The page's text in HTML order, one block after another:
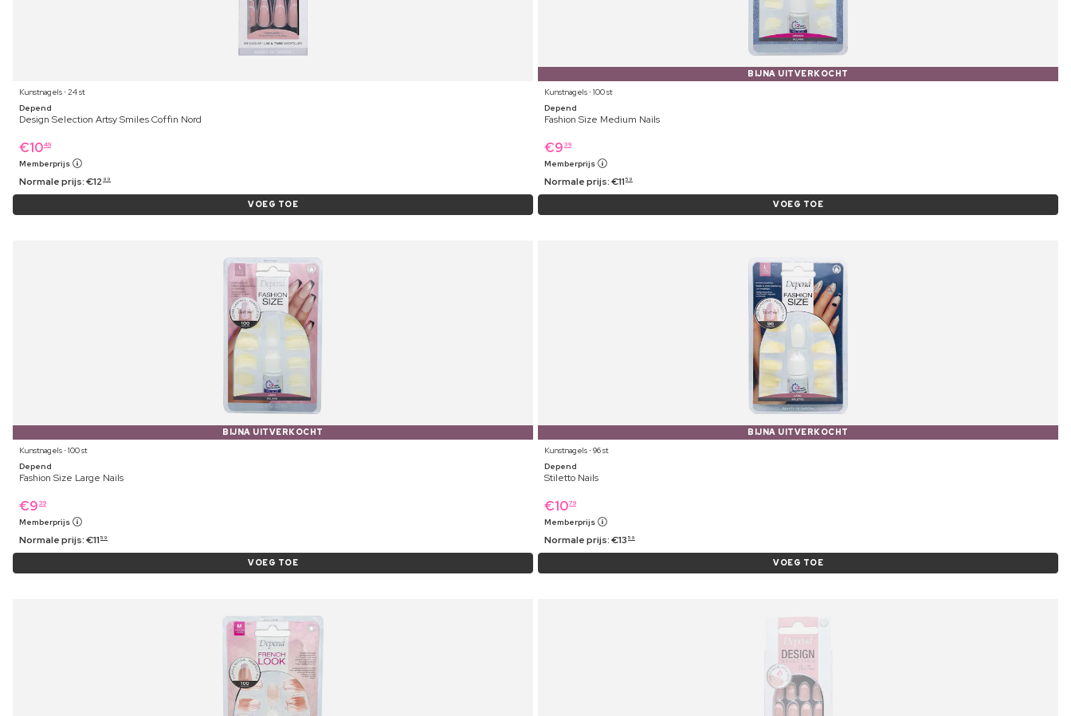
Kunstnagels ⋅ 24 st
Depend
Design Selection Artsy Smiles Coffin Nord
€1049
Memberprijs
Normale prijs:€12 99
VOEG TOE
BIJNA UITVERKOCHT
Kunstnagels ⋅ 100 st
Depend
Fashion Size Medium Nails
€9 39
Memberprijs
Normale prijs:€11 59
VOEG TOE
BIJNA UITVERKOCHT
Kunstnagels ⋅ 100 st
Depend
Fashion Size Large Nails
€9 39
Memberprijs
Normale prijs:€11 59
VOEG TOE
BIJNA UITVERKOCHT
Kunstnagels ⋅ 96 st
Depend
Stiletto Nails
€1079
Memberprijs
Normale prijs:€13 59
VOEG TOE